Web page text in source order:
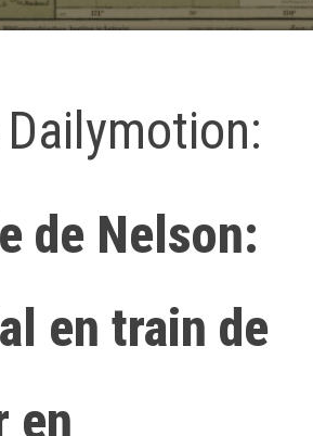
de Nelson:
en train de
en